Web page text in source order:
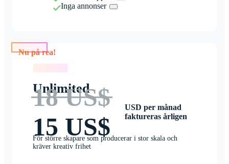
Inga annonser
Nu på rea!
Unlimited
18 US$
15 US$
USD per månad
faktureras årligen
För större skapare som producerar i stor skala och
kräver kreativ frihet